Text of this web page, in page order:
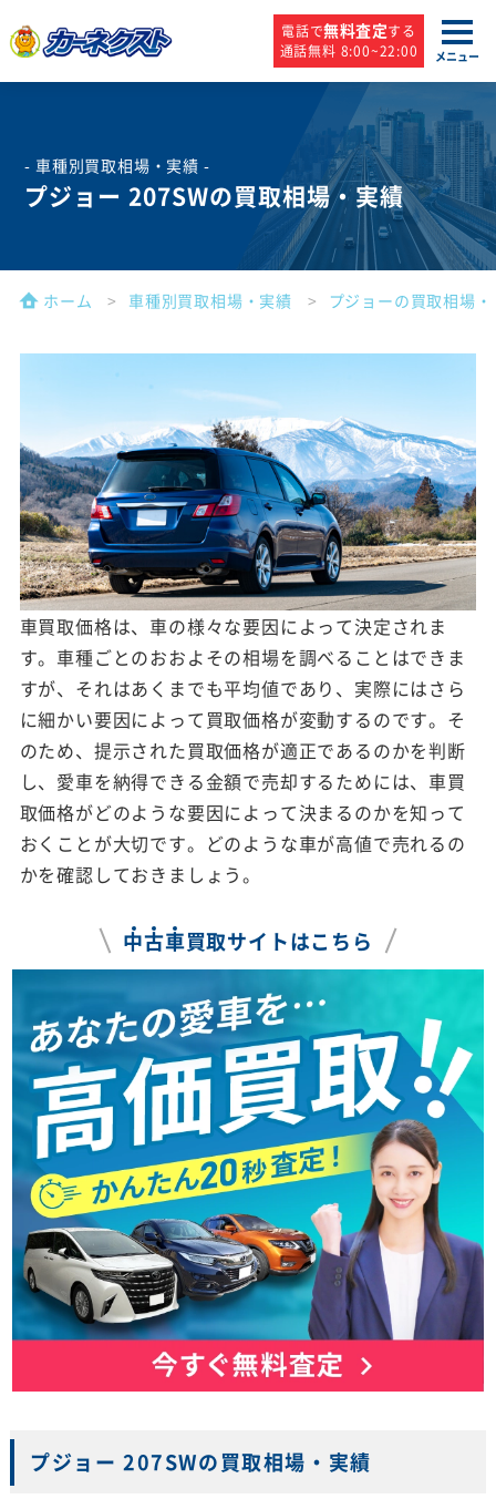
電話で無料査定する
通話無料 8:00~22:00
メニュー
- 車種別買取相場・実績 -
プジョー 207SWの買取相場・実績
ホーム 車種別買取相場・実績 プジョーの買取相場
車買取価格は、車の様々な要因によって決定されま
す。車種ごとのおおよその相場を調べることはできま
すが、それはあくまでも平均値であり、実際にはさら
に細かい要因によって買取価格が変動するのです。そ
のため、提示された買取価格が適正であるのかを判断
し、愛車を納得できる金額で売却するためには、車買
取価格がどのような要因によって決まるのかを知って
おくことが大切です。どのような車が高値で売れるの
かを確認しておきましょう。
中古車買取サイトはこちら
プジョー 207SWの買取相場・実績